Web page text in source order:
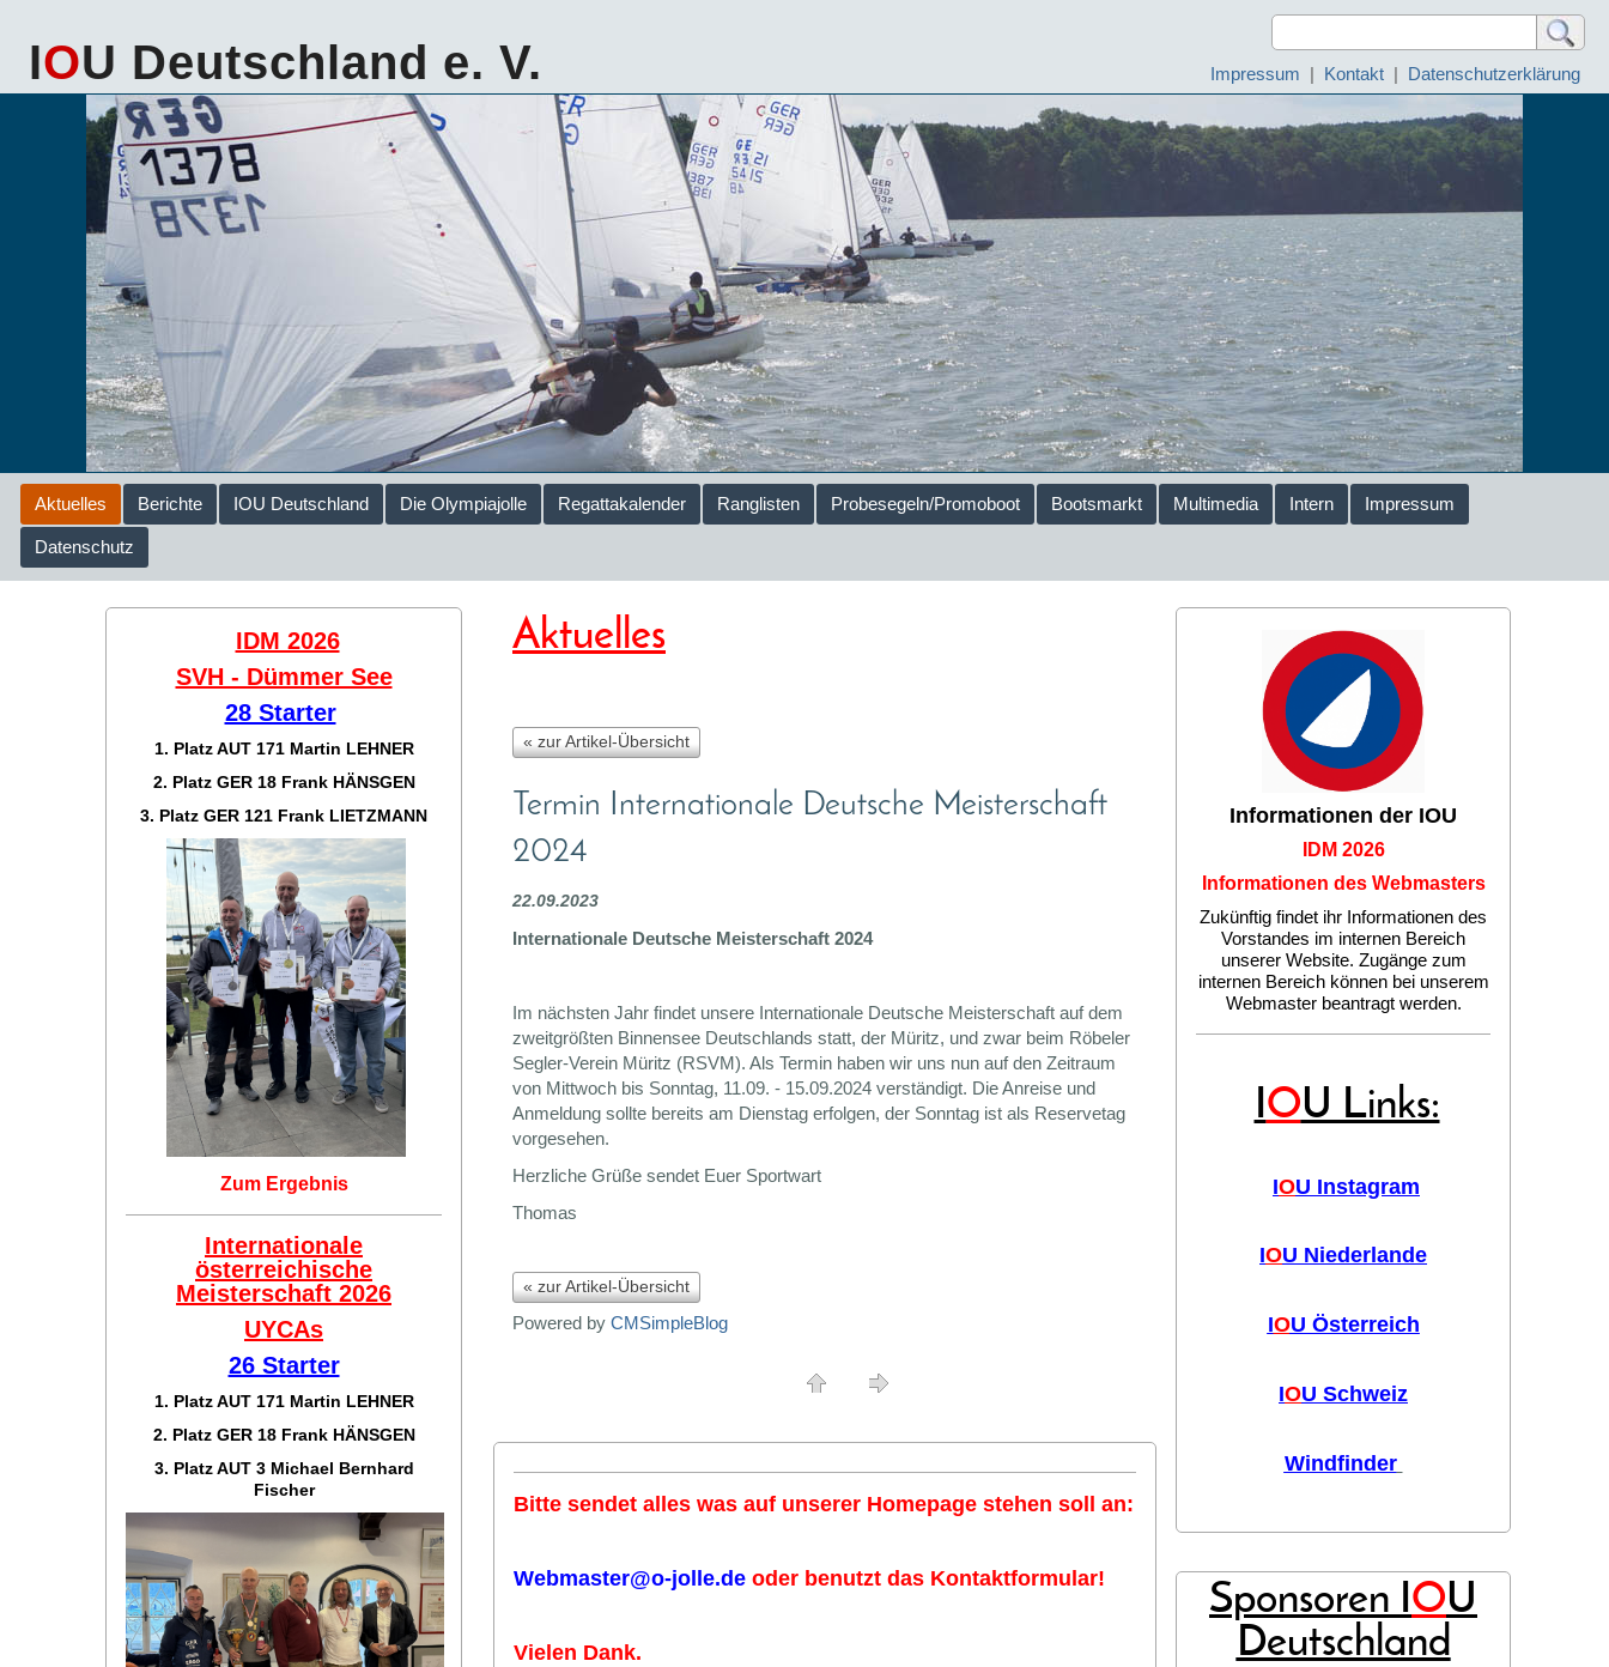
IOU Deutschland e. V. Impressum | Kontakt | Datenschutzerklärung
Aktuelles Berichte IOU Deutschland Die Olympiajolle Regattakalender Ranglisten Probesegeln/Promoboot Bootsmarkt Multimedia Intern Impressum
Datenschutz
Aktuelles
« zur Artikel-Übersicht
Termin Internationale Deutsche Meisterschaft
2024
22.09.2023
Internationale Deutsche Meisterschaft 2024
Im nächsten Jahr findet unsere Internationale Deutsche Meisterschaft auf dem
zweitgrößten Binnensee Deutschlands statt, der Müritz, und zwar beim Röbeler
Segler-Verein Müritz (RSVM). Als Termin haben wir uns nun auf den Zeitraum
von Mittwoch bis Sonntag, 11.09. - 15.09.2024 verständigt. Die Anreise und
Anmeldung sollte bereits am Dienstag erfolgen, der Sonntag ist als Reservetag
vorgesehen.
Herzliche Grüße sendet Euer Sportwart
Thomas
« zur Artikel-Übersicht
Powered by CMSimpleBlog
Bitte sendet alles was auf unserer Homepage stehen soll an:
Webmaster@o-jolle.de oder benutzt das Kontaktformular!
Vielen Dank.
Informationen der IOU
IDM 2026
Informationen des Webmasters
Zukünftig findet ihr Informationen des
Vorstandes im internen Bereich
unserer Website. Zugänge zum
internen Bereich können bei unserem
Webmaster beantragt werden.
IOU Links:
IOU Instagram
IOU Niederlande
IOU Österreich
IOU Schweiz
Windfinder
Sponsoren IOU
Deutschland
IDM 2026
SVH - Dümmer See
28 Starter
1. Platz AUT 171 Martin LEHNER
2. Platz GER 18 Frank HÄNSGEN
3. Platz GER 121 Frank LIETZMANN
Zum Ergebnis
Internationale
österreichische
Meisterschaft 2026
UYCAs
26 Starter
1. Platz AUT 171 Martin LEHNER
2. Platz GER 18 Frank HÄNSGEN
3. Platz AUT 3 Michael Bernhard
Fischer